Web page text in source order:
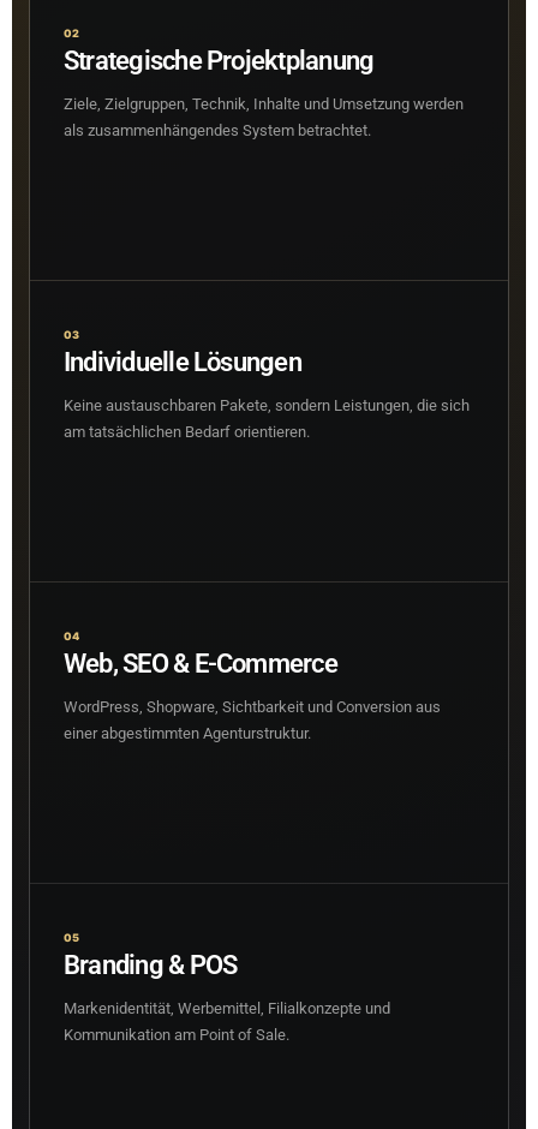
02
Strategische Projektplanung
Ziele, Zielgruppen, Technik, Inhalte und Umsetzung werden
als zusammenhängendes System betrachtet.
03
Individuelle Lösungen
Keine austauschbaren Pakete, sondern Leistungen, die sich
am tatsächlichen Bedarf orientieren.
04
Web, SEO & E-Commerce
WordPress, Shopware, Sichtbarkeit und Conversion aus
einer abgestimmten Agenturstruktur.
05
Branding & POS
Markenidentität, Werbemittel, Filialkonzepte und
Kommunikation am Point of Sale.